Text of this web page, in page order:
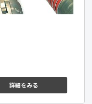
詳細をみる